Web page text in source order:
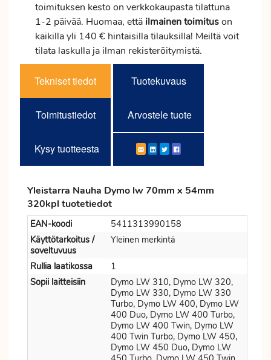
toimituksen kesto on verkkokaupasta tilattuna
1-2 päivää. Huomaa, että ilmainentoimituson
kaikilla yli 140 € hintaisilla tilauksilla! Meiltä voit
tilata laskulla ja ilman rekisteröitymistä.
Tekniset tiedot Tuotekuvaus
Toimitustiedot Arvostele tuote
Kysy tuotteesta
Yleistarra Nauha Dymo lw 70mm x 54mm
320kpl tuotetiedot
EAN-koodi
5411313990158
Käyttötarkoitus /
soveltuvuus
Yleinen merkintä
Rullia laatikossa
1
Sopii laitteisiin
Dymo LW 310, Dymo LW 320,
Dymo LW 330, Dymo LW 330
Turbo, Dymo LW 400, Dymo LW
400 Duo, Dymo LW 400 Turbo,
Dymo LW 400 Twin, Dymo LW
400 Twin Turbo, Dymo LW 450,
Dymo LW 450 Duo, Dymo LW